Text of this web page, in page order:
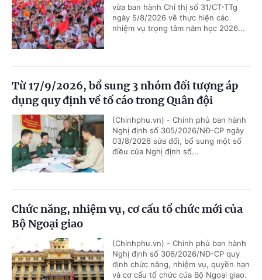
vừa ban hành Chỉ thị số 31/CT-TTg
ngày 5/8/2026 về thực hiện các
nhiệm vụ trọng tâm năm học 2026...
Từ 17/9/2026, bổ sung 3 nhóm đối tượng áp
dụng quy định về tố cáo trong Quân đội
(Chinhphu.vn) - Chính phủ ban hành
Nghị định số 305/2026/NĐ-CP ngày
03/8/2026 sửa đổi, bổ sung một số
điều của Nghị định số...
Chức năng, nhiệm vụ, cơ cấu tổ chức mới của
Bộ Ngoại giao
(Chinhphu.vn) - Chính phủ ban hành
Nghị định số 306/2026/NĐ-CP quy
định chức năng, nhiệm vụ, quyền hạn
và cơ cấu tổ chức của Bộ Ngoại giao.